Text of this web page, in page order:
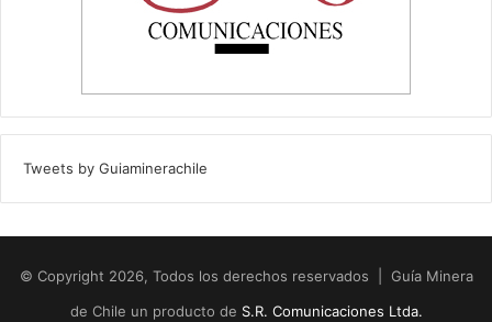
Tweets by Guiaminerachile
© Copyright 2026, Todos los derechos reservados | Guía Minera
de Chile un producto de S.R. Comunicaciones Ltda.